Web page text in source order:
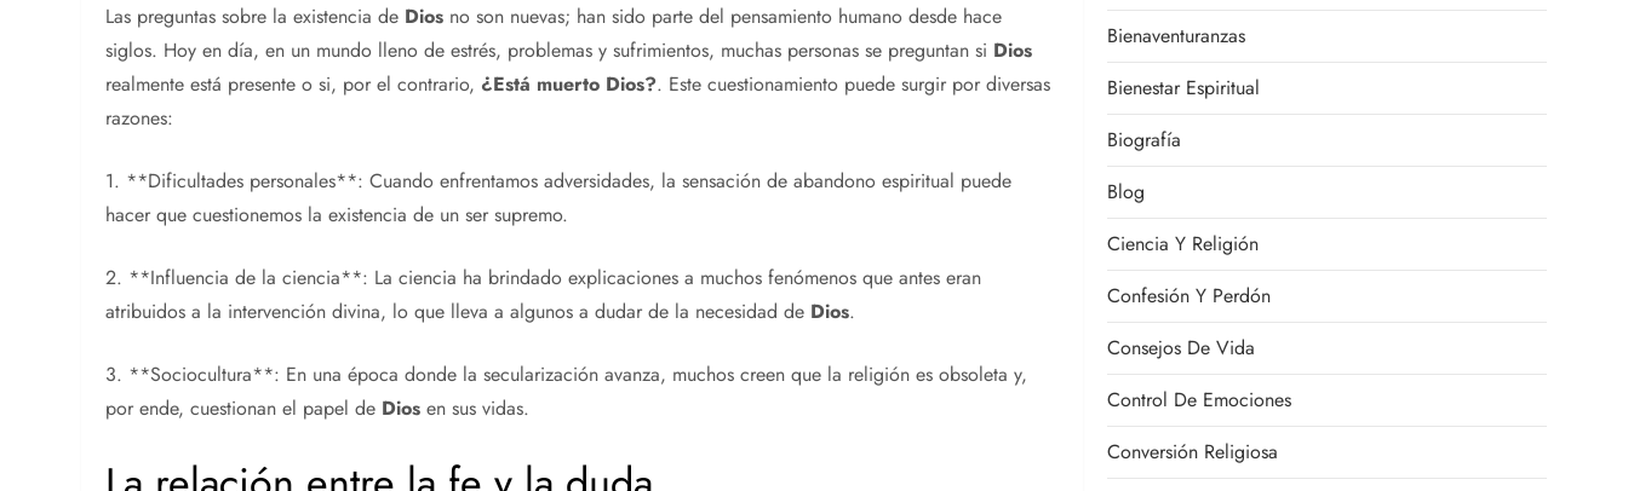
Las preguntas sobre la existencia de Dios no son nuevas; han sido parte del pensamiento humano desde hace
siglos. Hoy en día, en un mundo lleno de estrés, problemas y sufrimientos, muchas personas se preguntan si Dios
realmente está presente o si, por el contrario, ¿Está muerto Dios?. Este cuestionamiento puede surgir por diversas
razones:
1. **Dificultades personales**: Cuando enfrentamos adversidades, la sensación de abandono espiritual puede
hacer que cuestionemos la existencia de un ser supremo.
2. **Influencia de la ciencia**: La ciencia ha brindado explicaciones a muchos fenómenos que antes eran
atribuidos a la intervención divina, lo que lleva a algunos a dudar de la necesidad de Dios.
3. **Sociocultura**: En una época donde la secularización avanza, muchos creen que la religión es obsoleta y,
por ende, cuestionan el papel de Dios en sus vidas.
Bienaventuranzas
Bienestar Espiritual
Biografía
Blog
Ciencia Y Religión
Confesión Y Perdón
Consejos De Vida
Control De Emociones
Conversión Religiosa